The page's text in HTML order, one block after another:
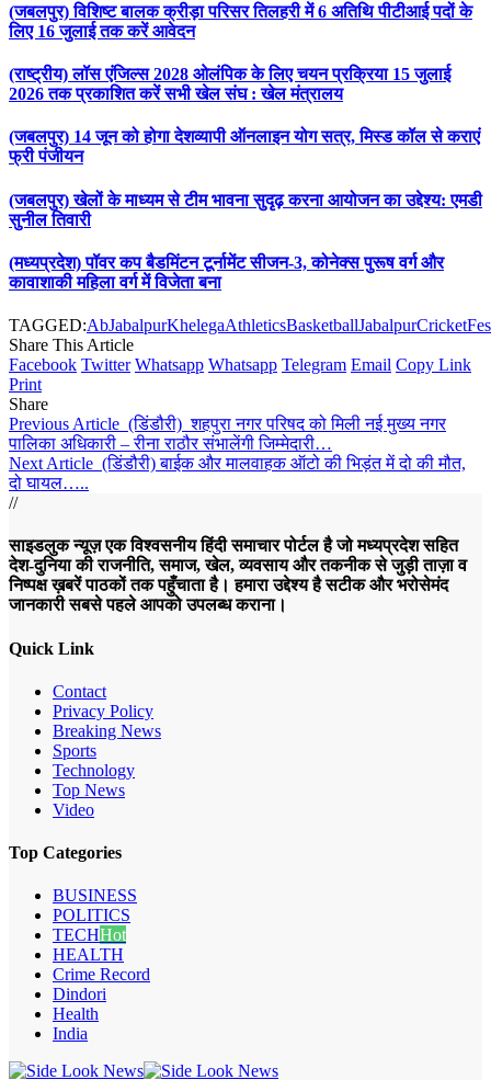
(जबलपुर) विशिष्ट बालक क्रीड़ा परिसर तिलहरी में 6 अतिथि पीटीआई पदों के
लिए 16 जुलाई तक करें आवेदन
(राष्ट्रीय) लॉस एंजिल्स 2028 ओलंपिक के लिए चयन प्रक्रिया 15 जुलाई
2026 तक प्रकाशित करें सभी खेल संघ : खेल मंत्रालय
(जबलपुर) 14 जून को होगा देशव्यापी ऑनलाइन योग सत्र, मिस्ड कॉल से कराएं
फ्री पंजीयन
(जबलपुर) खेलों के माध्यम से टीम भावना सुदृढ़ करना आयोजन का उद्देश्य: एमडी
सुनील तिवारी
(मध्यप्रदेश) पॉवर कप बैडमिंटन टूर्नामेंट सीजन-3, कोनेक्स पुरूष वर्ग और
कावाशाकी महिला वर्ग में विजेता बना
TAGGED:AbJabalpurKhelegaAthleticsBasketballJabalpur
Share This Article
Facebook Twitter Whatsapp Whatsapp Telegram Email Copy Link
Print
Share
Previous Article (डिंडौरी) शहपुरा नगर परिषद को मिली नई मुख्य नगर
पालिका अधिकारी – रीना राठौर संभालेंगी जिम्मेदारी…
Next Article (डिंडौरी) बाईक और मालवाहक ऑटो की भिड़ंत में दो की मौत,
दो घायल…..
//
साइडलुक न्यूज़ एक विश्वसनीय हिंदी समाचार पोर्टल है जो मध्यप्रदेश सहित
देश-दुनिया की राजनीति, समाज, खेल, व्यवसाय और तकनीक से जुड़ी ताज़ा व
निष्पक्ष ख़बरें पाठकों तक पहुँचाता है। हमारा उद्देश्य है सटीक और भरोसेमंद
जानकारी सबसे पहले आपको उपलब्ध कराना।
Quick Link
Contact
Privacy Policy
Breaking News
Sports
Technology
Top News
Video
Top Categories
BUSINESS
POLITICS
TECHHot
HEALTH
Crime Record
Dindori
Health
India